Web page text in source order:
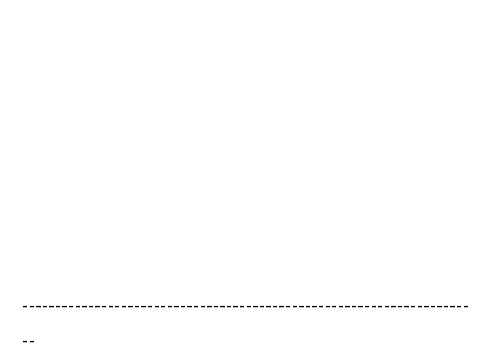
--------------------------------------------------------------------